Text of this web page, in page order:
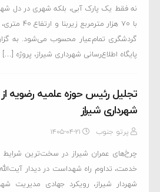
نه فقط یک پارک آبی، بلکه شهری در دل
با ۷۰ هزار
گردشگری تمام‌عیار محسوب می‌شود. به
پایگاه اطلاع‌رسانی شهرداری شیراز، پروژه […]
تجلیل رئیس حوزه علمیه رضویه
شهرداری شیراز
پرتو جنوب ۱۴۰۵-۰۴-۲۱
چرخ‌های عمران شیراز در سخت‌ترین شرایط
خدمت، تداوم راه شهداست در دیدار
شهردار شیراز، رویکرد جهادی مدیریت